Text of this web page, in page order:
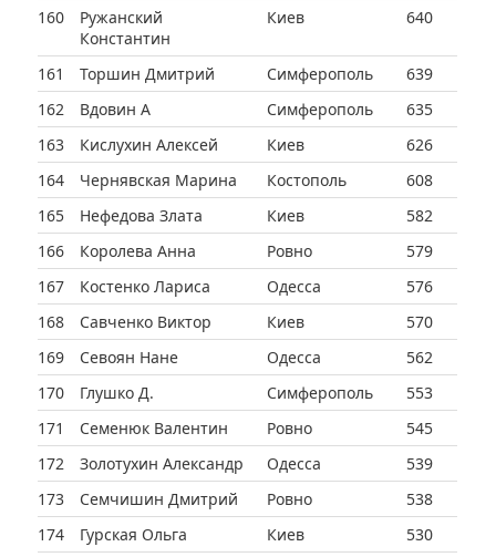
160
Ружанский
Константин
Киев 640
161 Торшин Дмитрий Симферополь
639
162
Вдовин А Симферополь
635
163
Кислухин Алексей Киев
626
164
Чернявская Марина Костополь
608
165
Нефедова Злата Киев
582
166
Королева Анна Ровно
579
167
Костенко Лариса Одесса
576
168
Савченко Виктор Киев
570
169
Севоян Нане Одесса
562
170
Глушко Д. Симферополь
553
171
Семенюк Валентин Ровно
545
172
Золотухин Александр Одесса
539
173
Семчишин Дмитрий Ровно
538
174
Гурская Ольга Киев
530